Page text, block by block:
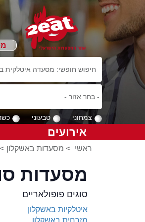
צמחוני טבעוני
אירועים
ראשי > מסעדות באשקלון >
מסעדות
סוגים פופולאריים
איטלקיות באשקלון
מזרחית באשקלון